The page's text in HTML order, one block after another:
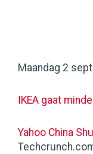
Maandag 2
IKEA gaat
Yahoo China